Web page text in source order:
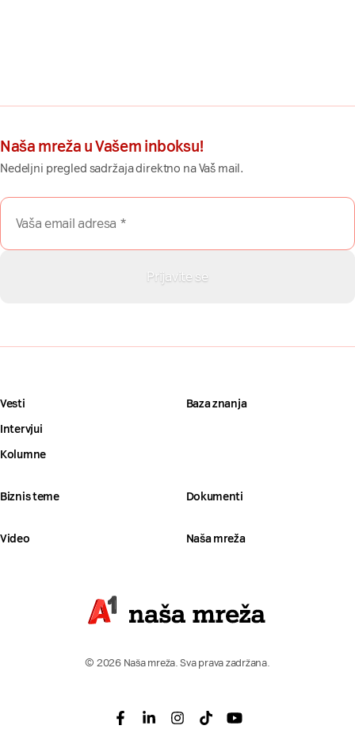
Naša mreža u Vašem inboksu!
Nedeljni pregled sadržaja direktno na Vaš mail.
Vesti
Intervjui
Kolumne
Baza znanja
Biznis teme Dokumenti
Video Naša mreža
© 2026 Naša mreža. Sva prava zadržana.
Facebook
LinkedinInstagram
TiktokYoutube